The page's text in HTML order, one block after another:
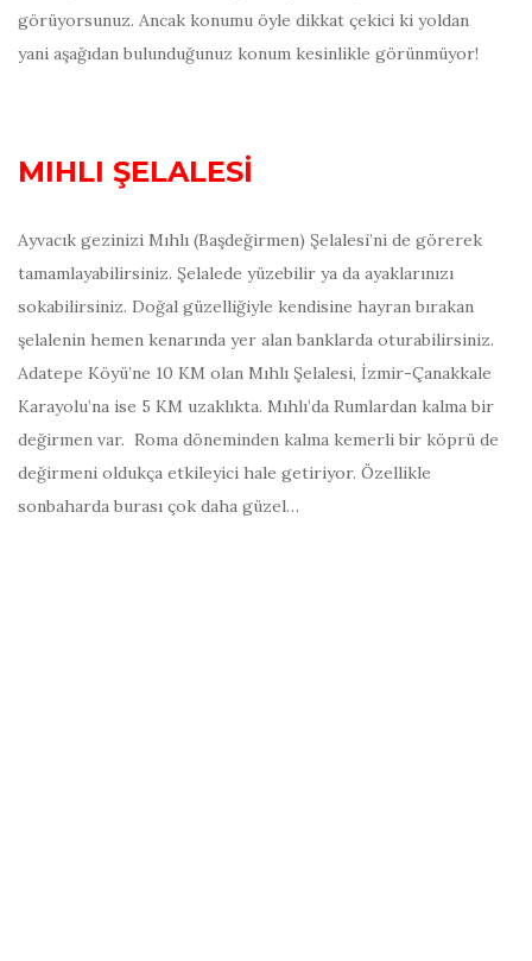
görüyorsunuz. Ancak konumu öyle dikkat çekici ki yoldan
yani aşağıdan bulunduğunuz konum kesinlikle görünmüyor!
MIHLI ŞELALESİ
Ayvacık gezinizi Mıhlı (Başdeğirmen) Şelalesi’ni de görerek
tamamlayabilirsiniz. Şelalede yüzebilir ya da ayaklarınızı
sokabilirsiniz. Doğal güzelliğiyle kendisine hayran bırakan
şelalenin hemen kenarında yer alan banklarda oturabilirsiniz.
Adatepe Köyü’ne 10 KM olan Mıhlı Şelalesi, İzmir-Çanakkale
Karayolu’na ise 5 KM uzaklıkta. Mıhlı’da Rumlardan kalma bir
değirmen var. Roma döneminden kalma kemerli bir köprü de
değirmeni oldukça etkileyici hale getiriyor. Özellikle
sonbaharda burası çok daha güzel…